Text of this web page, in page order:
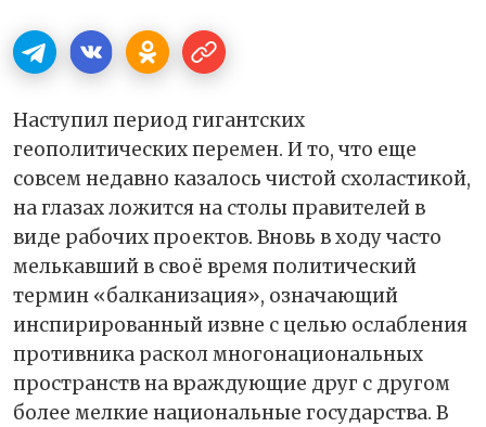
Наступил период гигантских
геополитических перемен. И то, что еще
совсем недавно казалось чистой схоластикой,
на глазах ложится на столы правителей в
виде рабочих проектов. Вновь в ходу часто
мелькавший в своё время политический
термин «балканизация», означающий
инспирированный извне с целью ослабления
противника раскол многонациональных
пространств на враждующие друг с другом
более мелкие национальные государства. В